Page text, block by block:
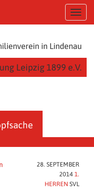
T
o
n
in Lindenau
Leipzig 1899 e.V.
28. SEPTEMBER
2014 1.
HERREN SVL